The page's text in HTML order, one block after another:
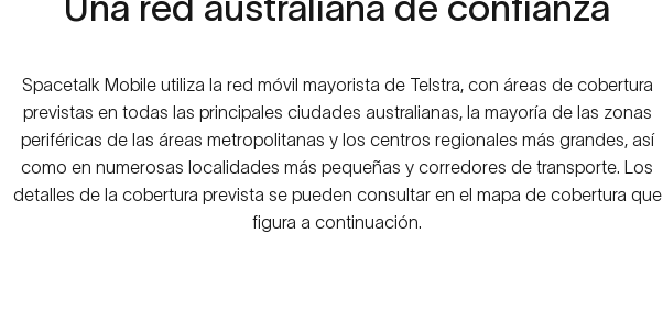
Spacetalk Mobile utiliza la red móvil mayorista de Telstra, con áreas de cobertura
previstas en todas las principales ciudades australianas, la mayoría de las zonas
periféricas de las áreas metropolitanas y los centros regionales más grandes, así
como en numerosas localidades más pequeñas y corredores de transporte. Los
detalles de la cobertura prevista se pueden consultar en el mapa de cobertura que
figura a continuación.